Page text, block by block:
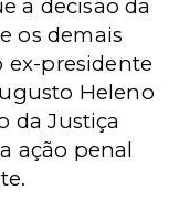
a decisão da
os demais
ex-presidente
Heleno
da Justiça
ação penal